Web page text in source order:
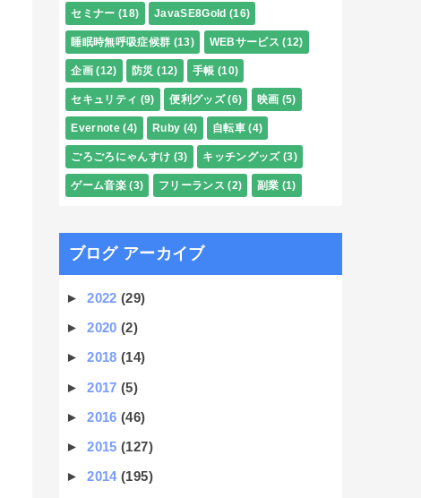
セミナー (18) JavaSE8Gold (16)
睡眠時無呼吸症候群 (13) WEBサービス (12)
企画 (12) 防災 (12) 手帳 (10)
セキュリティ (9) 便利グッズ (6) 映画 (5)
Evernote (4) Ruby (4) 自転車 (4)
ごろごろにゃんすけ (3) キッチングッズ (3)
ゲーム音楽 (3) フリーランス (2) 副業 (1)
ブログ アーカイブ
►2022(29)
►2020(2)
►2018(14)
►2017(5)
►2016(46)
►2015(127)
►2014(195)